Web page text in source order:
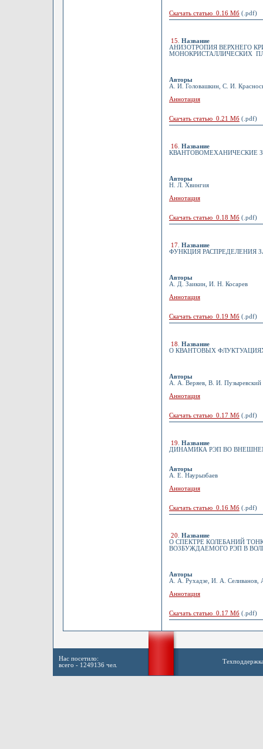
Скачать статью 0.16 Мб (.pdf)
15
Название
АНИЗОТРОПИЯ ВЕРХНЕГО
МОНОКРИСТАЛЛИЧЕСКИХ
Авторы
А. И. Головашкин, С. И.
Аннотация
Скачать статью 0.21 Мб (.pdf)
16 Название
КВАНТОВОМЕХАНИЧЕСКИЕ
Авторы
Н. Л. Хвингия
Аннотация
Скачать статью 0.18 Мб (.pdf)
17 Название
ФУНКЦИЯ РАСПРЕДЕЛЕНИЯ
Авторы
А. Д. Заикин, И. Н. Косарев
Аннотация
Скачать статью 0.19 Мб (.pdf)
18
Название
О КВАНТОВЫХ
Авторы
А. А. Веряев, В. И. Пузыревский
Аннотация
Скачать статью 0.17 Мб (.pdf)
19
Название
ДИНАМИКА РЭП ВО
Авторы
А. Е. Наурызбаев
Аннотация
Скачать статью 0.16 Мб (.pdf)
20
Название
О СПЕКТРЕ КОЛЕБАНИЙ
ВОЗБУЖДАЕМОГО РЭП В
Авторы
А. А. Рухадзе, И. А. Селиванов,
Аннотация
Скачать статью 0.17 Мб (.pdf)
Нас посетило:
всего - 1249136 чел.